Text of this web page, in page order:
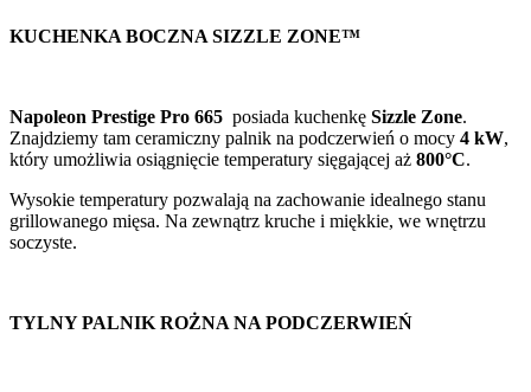
KUCHENKA BOCZNA SIZZLE ZONE™
Napoleon Prestige Pro 665 posiada kuchenkę Sizzle Zone.
Znajdziemy tam ceramiczny palnik na podczerwień o mocy 4 kW,
który umożliwia osiągnięcie temperatury sięgającej aż 800°C.
Wysokie temperatury pozwalają na zachowanie idealnego stanu
grillowanego mięsa. Na zewnątrz kruche i miękkie, we wnętrzu
soczyste.
TYLNY PALNIK ROŻNA NA PODCZERWIEŃ